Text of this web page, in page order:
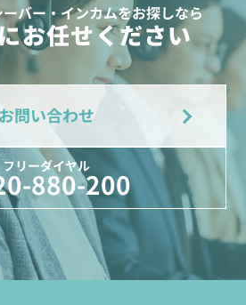
バー・インカムをお探しなら
お任せください
お問い合わせ
フリーダイヤル
880-200